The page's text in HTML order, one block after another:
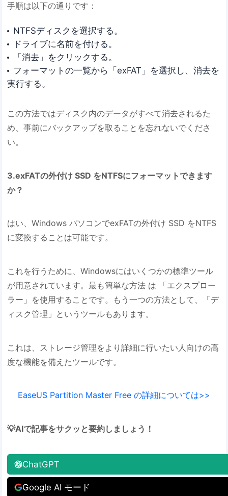
手順は以下の通りです：
NTFSディスクを選択する。
ドライブに名前を付ける。
「消去」をクリックする。
フォーマットの一覧から「exFAT」を選択し、消去を
実行する。
この方法ではディスク内のデータがすべて消去されるた
め、事前にバックアップを取ることを忘れないでくださ
い。
3.exFATの外付け SSD をNTFSにフォーマットできます
か？
はい、Windows パソコンでexFATの外付け SSD をNTFS
に変換することは可能です。
これを行うために、Windowsにはいくつかの標準ツール
が用意されています。最も簡単な方法 は 「エクスプロー
ラー」を使用することです。もう一つの方法として、「デ
ィスク管理」というツールもあります。
これは、ストレージ管理をより詳細に行いたい人向けの高
度な機能を備えたツールです。
EaseUS Partition Master Free の詳細については>>
💡AIで記事をサクッと要約しましょう！
ChatGPT
Google AI モード